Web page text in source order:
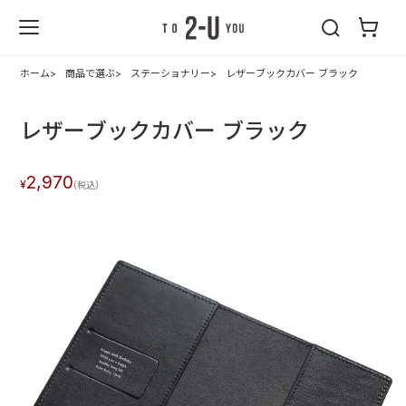
ホーム 商品で選ぶ ステーショナリー レザーブックカバー ブラック
レザーブックカバー ブラック
2,970